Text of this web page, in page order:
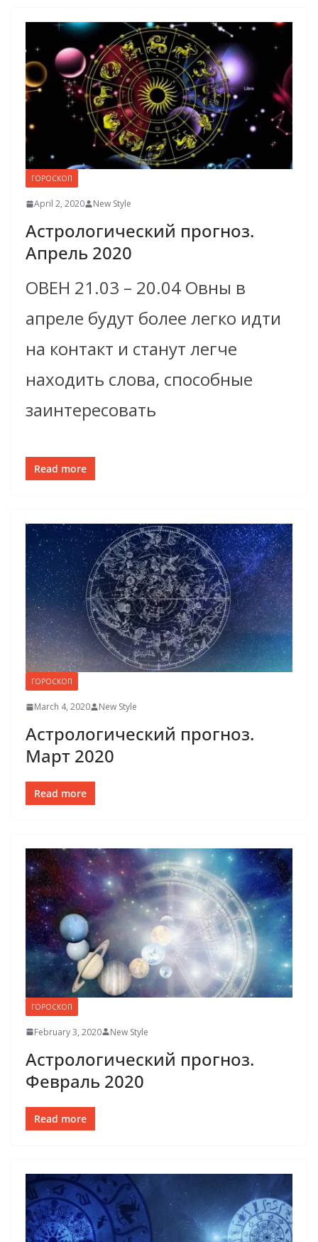
ГОРОСКОП
April 2, 2020 New Style
Астрологический прогноз.
Апрель 2020
ОВЕН 21.03 – 20.04 Овны в
апреле будут более легко идти
на контакт и станут легче
находить слова, способные
заинтересовать
Read more
ГОРОСКОП
March 4, 2020 New Style
Астрологический прогноз.
Март 2020
Read more
ГОРОСКОП
February 3, 2020 New Style
Астрологический прогноз.
Февраль 2020
Read more